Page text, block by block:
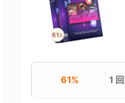
61% 1